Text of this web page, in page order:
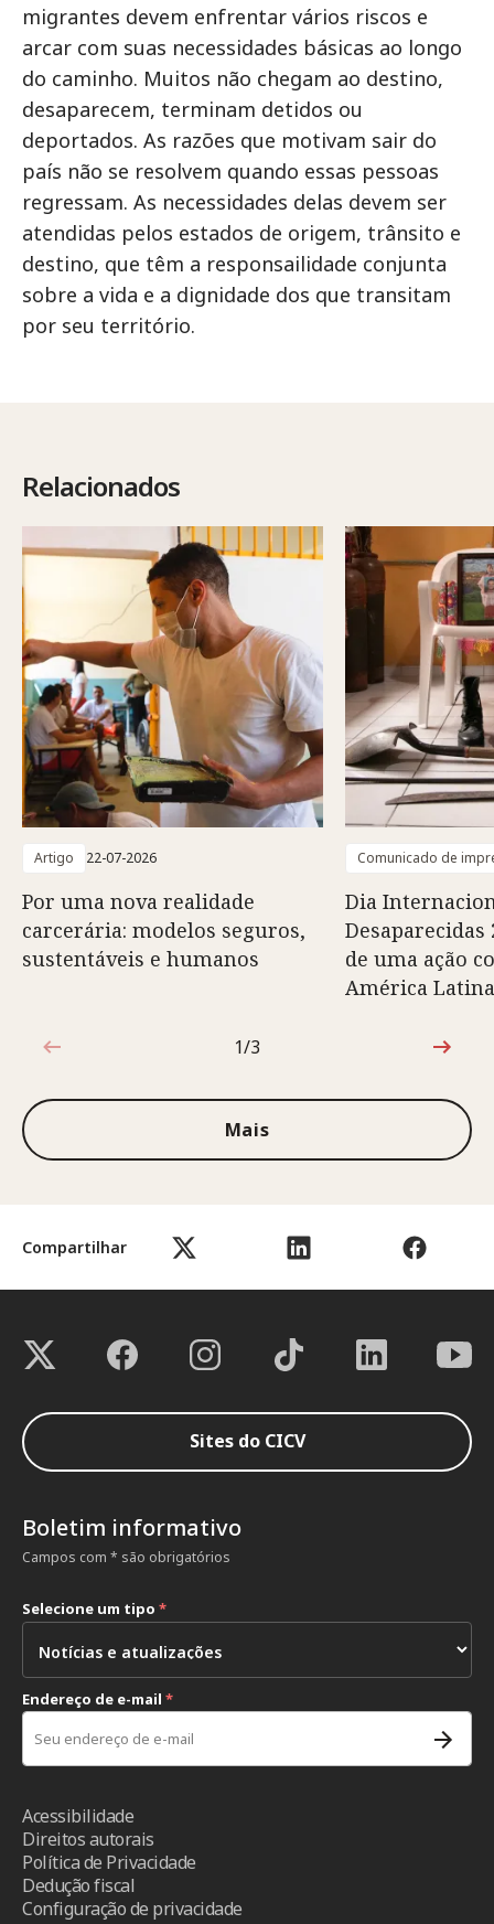
Compartilhar
migrantes devem enfrentar vários riscos e
arcar com suas necessidades básicas ao longo
do caminho. Muitos não chegam ao destino,
desaparecem, terminam detidos ou
deportados. As razões que motivam sair do
país não se resolvem quando essas pessoas
regressam. As necessidades delas devem ser
atendidas pelos estados de origem, trânsito e
destino, que têm a responsailidade conjunta
sobre a vida e a dignidade dos que transitam
por seu território.
Relacionados
Artigo 22-07-2026
Por uma nova realidade
carcerária: modelos seguros,
sustentáveis e humanos
Comunicado de
Dia
Desaparecidas
de uma ação
América Latina
1 de 3
1/3
Mais
Sites do CICV
Boletim informativo
Campos com * são obrigatórios
Selecione um tipo *
Endereço de e-mail *
Acessibilidade
Direitos autorais
Política de Privacidade
Dedução fiscal
Configuração de privacidade